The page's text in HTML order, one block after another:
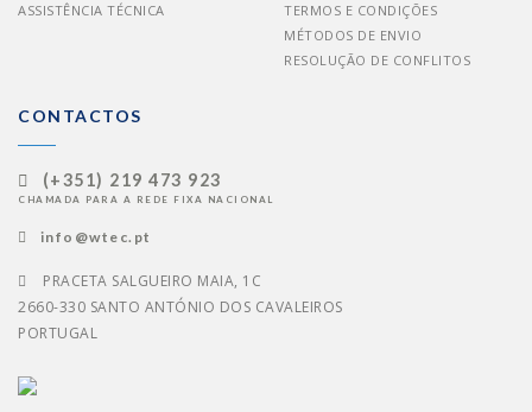
ASSISTÊNCIA TÉCNICA
TERMOS E CONDIÇÕES
MÉTODOS DE ENVIO
RESOLUÇÃO DE CONFLITOS
CONTACTOS
(+351) 219 473 923
CHAMADA PARA A REDE FIXA NACIONAL
info@wtec.pt
PRACETA SALGUEIRO MAIA, 1C
2660-330 SANTO ANTÓNIO DOS CAVALEIROS
PORTUGAL